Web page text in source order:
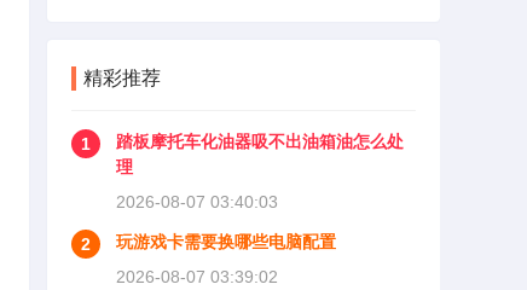
精彩推荐
1
踏板摩托车化油器吸不出油箱油怎么处
理
2026-08-07 03:40:03
2
玩游戏卡需要换哪些电脑配置
2026-08-07 03:39:02